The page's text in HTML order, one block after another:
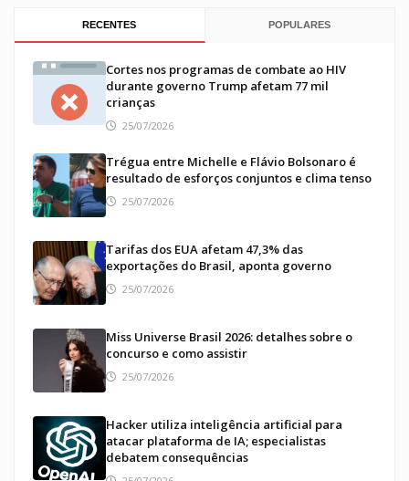
RECENTES POPULARES
Cortes nos programas de combate ao HIV
durante governo Trump afetam 77 mil
crianças
25/07/2026
Trégua entre Michelle e Flávio Bolsonaro é
resultado de esforços conjuntos e clima tenso
25/07/2026
Tarifas dos EUA afetam 47,3% das
exportações do Brasil, aponta governo
25/07/2026
Miss Universe Brasil 2026: detalhes sobre o
concurso e como assistir
25/07/2026
Hacker utiliza inteligência artificial para
atacar plataforma de IA; especialistas
debatem consequências